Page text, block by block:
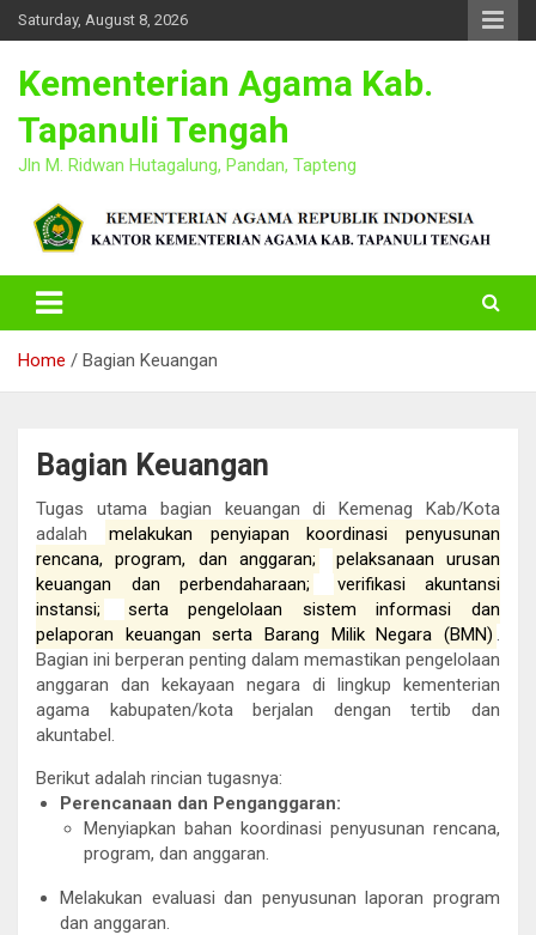
Skip
to
Saturday, August 8, 2026
Kementerian Agama Kab.
Tapanuli Tengah
Jln M. Ridwan Hutagalung, Pandan, Tapteng
Home Bagian Keuangan
Bagian Keuangan
Tugas utama bagian keuangan di Kemenag Kab/Kota
adalah
melakukan penyiapan koordinasi penyusunan
rencana, program, dan anggaran;
pelaksanaan urusan
keuangan dan perbendaharaan;
verifikasi akuntansi
instansi;
serta pengelolaan sistem informasi dan
pelaporan keuangan serta Barang Milik Negara (BMN) .
Bagian ini berperan penting dalam memastikan pengelolaan
anggaran dan kekayaan negara di lingkup kementerian
agama kabupaten/kota berjalan dengan tertib dan
akuntabel.
Berikut adalah rincian tugasnya:
Perencanaan dan Penganggaran:
Menyiapkan bahan koordinasi penyusunan rencana,
program, dan anggaran.
Melakukan evaluasi dan penyusunan laporan program
dan anggaran.